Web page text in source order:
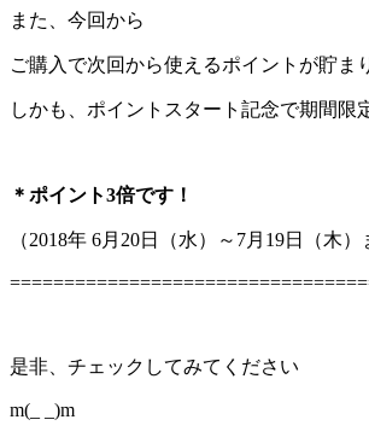
また、今回から
ご購入で次回から使えるポイントが貯ま
しかも、ポイントスタート記念で期間限
＊ポイント3倍です！
（2018年 6月20日（水）～7月19日（木）
是非、チェックしてみてください
m(_ _)m